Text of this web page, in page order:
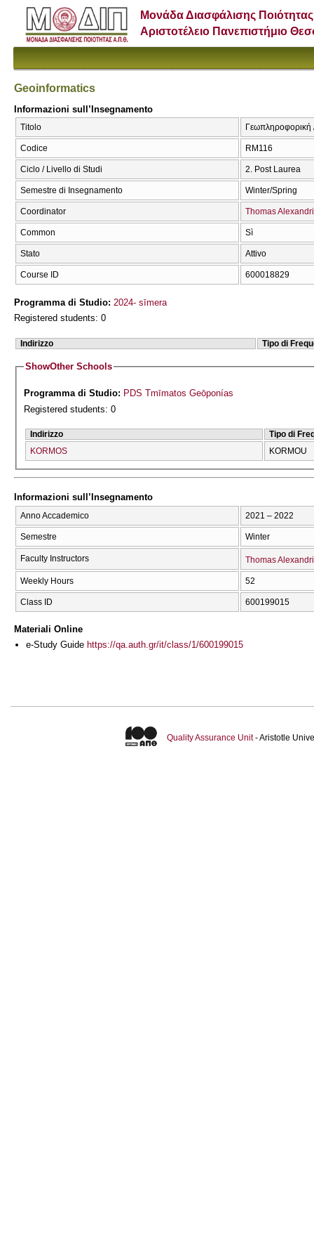
Μονάδα Διασφάλισης Ποιότητας
Αριστοτέλειο Πανεπιστήμιο
Geoinformatics
Informazioni sull’Insegnamento
Titolo
Codice RM116
Ciclo / Livello di Studi 2. Post Laurea
Semestre di Insegnamento Winter/Spring
Coordinator Thomas
Common Sì
Stato Attivo
Course ID 600018829
Programma di Studio: 2024- sīmera
Registered students: 0
Indirizzo Tipo di
ShowOther Schools
Programma di Studio: PDS Tmīmatos Geōponías
Registered students: 0
Indirizzo
Tipo di
KORMOS
KORMOU
Informazioni sull’Insegnamento
Anno Accademico 2021 – 2022
Semestre Winter
Faculty Instructors Thomas
Weekly Hours 52
Class ID 600199015
Materiali Online
e-Study Guide https://qa.auth.gr/it/class/1/600199015
Quality Assurance Unit- Aristotle